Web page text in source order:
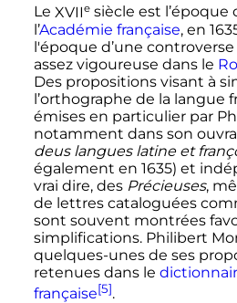
Le XVIIe siècle est l’époque
l’Académie française, en
l'époque d’une
assez vigoureuse dans le
Des propositions visant à
l’orthographe de la langue
émises en particulier par
notamment dans son
deus langues latine et
également en 1635) et
vrai dire, des Précieuses,
de lettres cataloguées
sont souvent montrées
simplifications. Philibert
quelques-unes de ses
retenues dans le
française[5].